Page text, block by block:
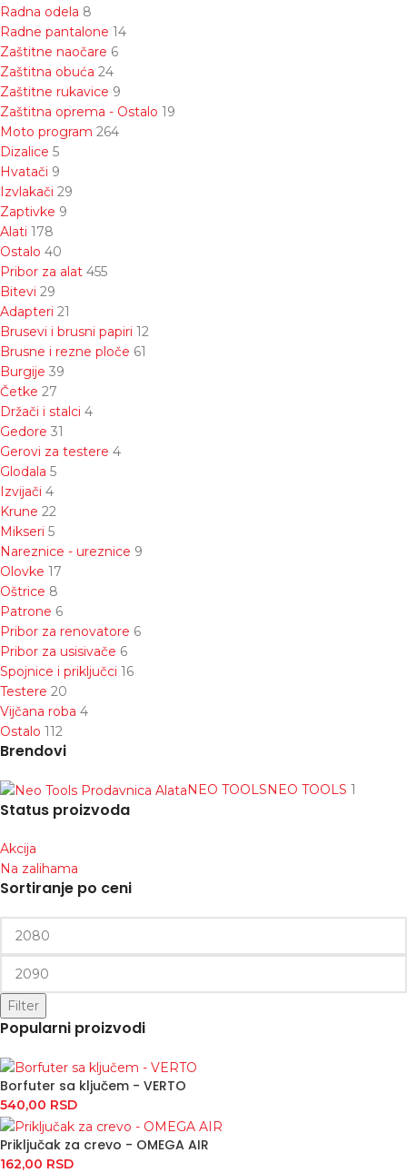
Radna odela 8
Radne pantalone 14
Zaštitne naočare 6
Zaštitna obuća 24
Zaštitne rukavice 9
Zaštitna oprema - Ostalo 19
Moto program 264
Dizalice 5
Hvatači 9
Izvlakači 29
Zaptivke 9
Alati 178
Ostalo 40
Pribor za alat 455
Bitevi 29
Adapteri 21
Brusevi i brusni papiri 12
Brusne i rezne ploče 61
Burgije 39
Četke 27
Držači i stalci 4
Gedore 31
Gerovi za testere 4
Glodala 5
Izvijači 4
Krune 22
Mikseri 5
Nareznice - ureznice 9
Olovke 17
Oštrice 8
Patrone 6
Pribor za renovatore 6
Pribor za usisivače 6
Spojnice i priključci 16
Testere 20
Vijčana roba 4
Ostalo 112
Brendovi
NEO TOOLSNEO TOOLS 1
Status proizvoda
Akcija
Na zalihama
Sortiranje po ceni
Filter
Popularni proizvodi
Borfuter sa ključem - VERTO
540,00 RSD
Priključak za crevo - OMEGA AIR
162,00 RSD